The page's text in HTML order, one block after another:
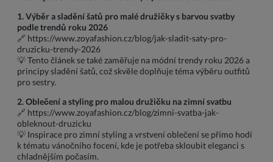
1. Výběr a sladění šatů pro malé družičky s barvou svatby
podle trendů roku 2026
🔗 https://www.zoyafashion.cz/blog/jak-sladit-saty-pro-
druzicku-trendy-2026
💡 Tento článek se také zaměřuje na módní trendy roku 2026 a
principy sladění šatů, což skvěle doplňuje téma výběru outfitů
pro sestry.
2. Oblečení a styling pro malou družičku na zimní svatbu
🔗 https://www.zoyafashion.cz/blog/zimni-svatba-jak-
obleknout-druzicku
💡 Inspirace pro zimní styling a vrstvení oblečení se přímo hodí
k tématu vánočního focení, kde je potřeba skloubit eleganci s
chladnějším počasím.